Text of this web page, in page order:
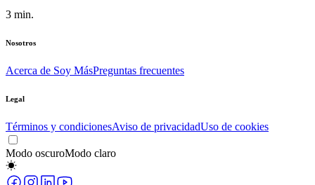
3 min.
Nosotros
Acerca de Soy MásPreguntas frecuentes
Legal
Términos y condicionesAviso de privacidadUso de cookies
Modo oscuroModo claro